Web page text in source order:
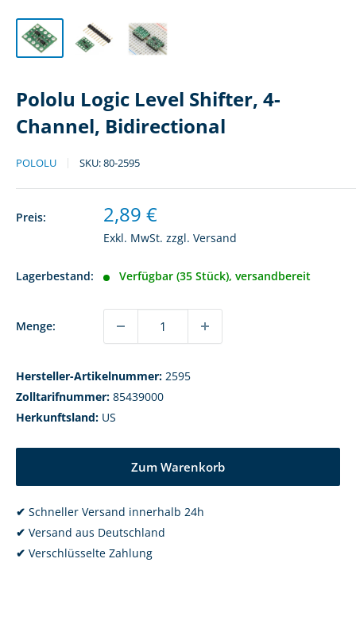
Pololu Logic Level Shifter, 4-
Channel, Bidirectional
POLOLU SKU:80-2595
Preis: Sonderpreis
2,89 €
Exkl. MwSt. zzgl. Versand
Lagerbestand: Verfügbar (35 Stück), versandbereit
Menge:
Hersteller-Artikelnummer: 2595
Zolltarifnummer: 85439000
Herkunftsland: US
Zum Warenkorb
✔ Schneller Versand innerhalb 24h
✔ Versand aus Deutschland
✔ Verschlüsselte Zahlung